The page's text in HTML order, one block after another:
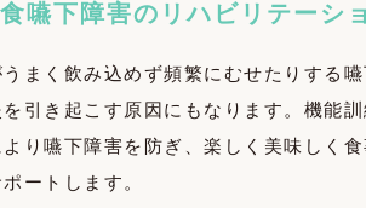
嚥下障害のリハビリテーシ
まく飲み込めず頻繁にむせたりする
引き起こす原因にもなります。機能
り嚥下障害を防ぎ、楽しく美味しく
ートします。